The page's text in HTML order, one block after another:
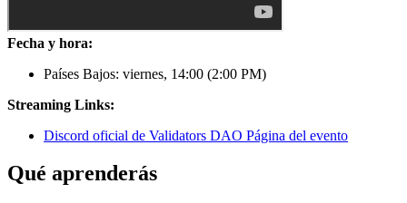
Fecha y hora:
Países Bajos: viernes, 14:00 (2:00 PM)
Streaming Links:
Discord oficial de Validators DAO Página del evento
Qué aprenderás